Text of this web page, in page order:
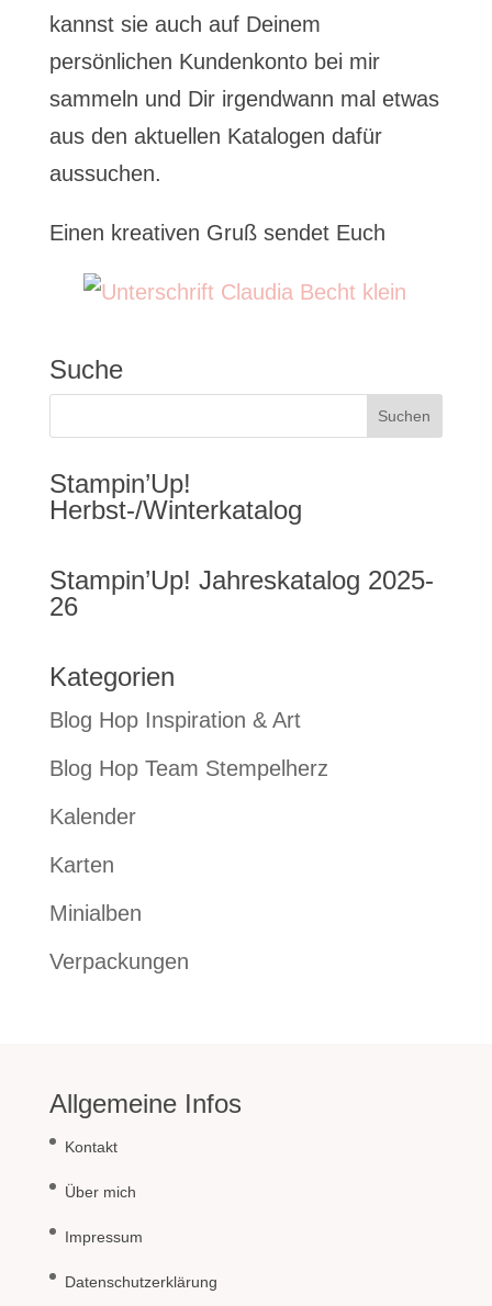
kannst sie auch auf Deinem
persönlichen Kundenkonto bei mir
sammeln und Dir irgendwann mal etwas
aus den aktuellen Katalogen dafür
aussuchen.
Einen kreativen Gruß sendet Euch
Suche
Stampin’Up!
Herbst-/Winterkatalog
Stampin’Up! Jahreskatalog 2025-
26
Kategorien
Blog Hop Inspiration & Art
Blog Hop Team Stempelherz
Kalender
Karten
Minialben
Verpackungen
Allgemeine Infos
Kontakt
Über mich
Impressum
Datenschutzerklärung